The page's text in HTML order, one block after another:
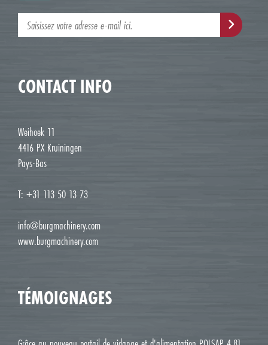
CONTACT INFO
Weihoek 11
4416 PX Kruiningen
Pays-Bas
T: +31 113 50 13 73
info@burgmachinery.com
www.burgmachinery.com
TÉMOIGNAGES